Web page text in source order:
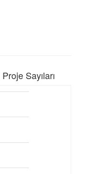
Sayıları